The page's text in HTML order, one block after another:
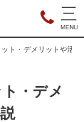
ト・デメリットや活
・デメ